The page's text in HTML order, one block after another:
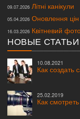
09.07.2026 Літні канікули
05.04.2026 Оновлення цін
16.03.2026 Квітневий
НОВЫЕ СТАТЬИ
10.08.2021
Как создать
25.02.2019
Как